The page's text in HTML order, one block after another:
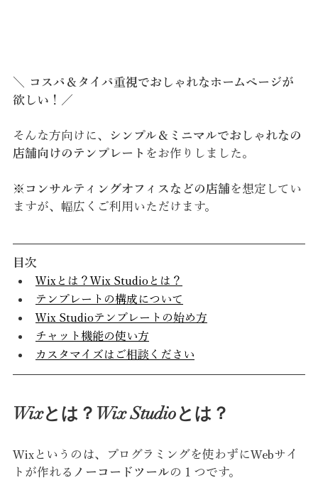
＼ コスパ＆タイパ重視でおしゃれなホームページが
欲しい！／
そんな方向けに、
シンプル＆ミニマルでおしゃれなの
店舗向けのテンプレート をお作りしました。
※ コンサルティングオフィスなどの店舗を想定してい
ますが、幅広くご利用いただけます。
目次
Wixとは？Wix Studioとは？
テンプレートの構成について
Wix Studioテンプレートの始め方
チャット機能の使い方
カスタマイズはご相談ください
Wixとは？Wix Studioとは？
Wixというのは、プログラミングを使わずにWebサイ
トが作れる ノーコードツールの１つです。